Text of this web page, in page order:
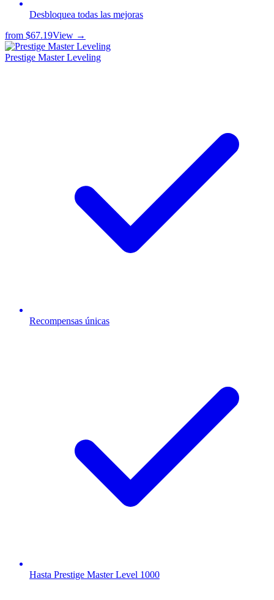
Desbloquea todas las mejoras
from $67.19View →
Prestige Master Leveling
Recompensas únicas
Hasta Prestige Master Level 1000